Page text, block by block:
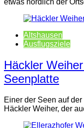
Altshausen
Ausflugsziele
Häckler
Seenplatte
Einer der Seen auf
Häckler Weiher, der